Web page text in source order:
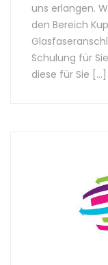
uns erlangen.
den Bereich
Schulung für
diese für Sie […]